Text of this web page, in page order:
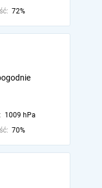
72%
1009 hPa
70%